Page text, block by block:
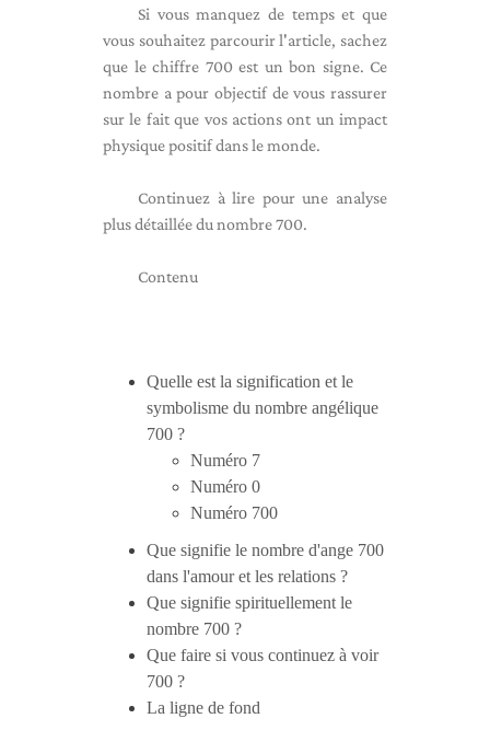
Si vous manquez de temps et que
vous souhaitez parcourir l'article, sachez
que le chiffre 700 est un bon signe. Ce
nombre a pour objectif de vous rassurer
sur le fait que vos actions ont un impact
physique positif dans le monde.
Continuez à lire pour une analyse
plus détaillée du nombre 700.
Contenu
Quelle est la signification et le
symbolisme du nombre angélique
700 ?
Numéro 7
Numéro 0
Numéro 700
Que signifie le nombre d'ange 700
dans l'amour et les relations ?
Que signifie spirituellement le
nombre 700 ?
Que faire si vous continuez à voir
700 ?
La ligne de fond